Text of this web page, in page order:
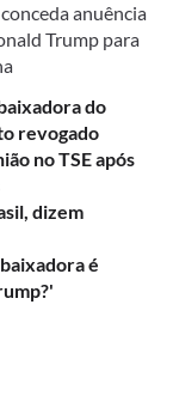
anuência
Trump para
do
revogado
no TSE após
dizem
é